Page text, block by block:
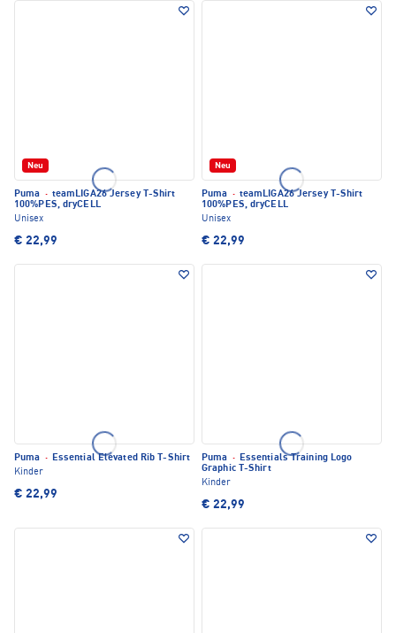
Neu
Puma · teamLIGA26 Jersey T-Shirt
100%PES, dryCELL
Unisex
€ 22,99
Neu
Puma · teamLIGA26 Jersey T-Shirt
100%PES, dryCELL
Unisex
€ 22,99
Puma · Essential Elevated Rib T-Shirt
Kinder
€ 22,99
Puma · Essentials Training Logo
Graphic T-Shirt
Kinder
€ 22,99